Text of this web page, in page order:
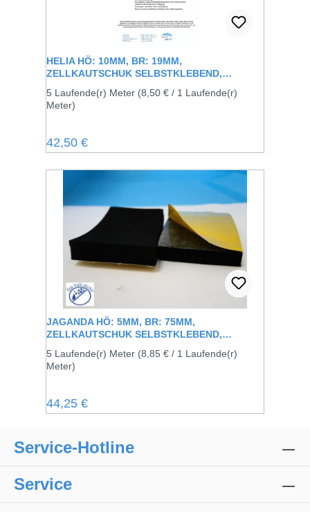
HELIA HÖ: 10MM, BR: 19MM,
ZELLKAUTSCHUK SELBSTKLEBEND,
5 Laufende(r) Meter (8,50 € / 1 Laufende(r)
Meter)
Regulärer Preis:
42,50 €
JAGANDA HÖ: 5MM, BR: 75MM,
ZELLKAUTSCHUK SELBSTKLEBEND,
5 Laufende(r) Meter (8,85 € / 1 Laufende(r)
Meter)
Regulärer Preis:
44,25 €
Service-Hotline
Service